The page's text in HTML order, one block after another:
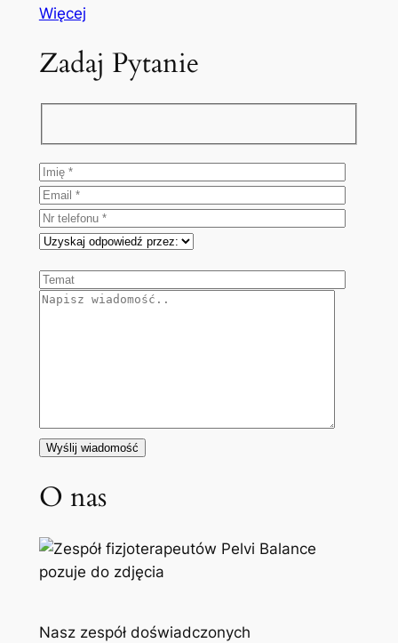
Więcej
Zadaj Pytanie
O nas
Nasz zespół doświadczonych